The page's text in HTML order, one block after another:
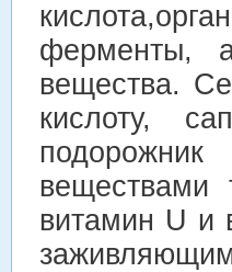
ферменты,
вещества.
кислоту,
веществами
витамин U и